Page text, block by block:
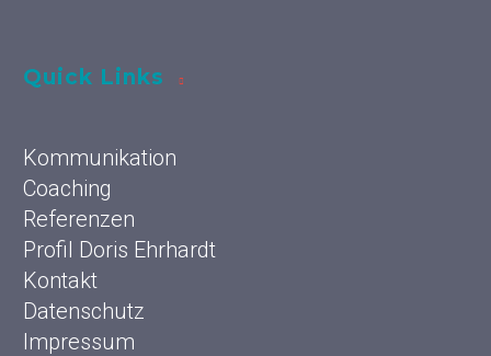
Quick Links
Kommunikation
Coaching
Referenzen
Profil Doris Ehrhardt
Kontakt
Datenschutz
Impressum